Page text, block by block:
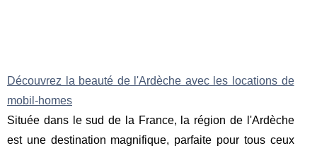
Découvrez la beauté de l'Ardèche avec les locations de
mobil-homes
Située dans le sud de la France, la région de l'Ardèche
est une destination magnifique, parfaite pour tous ceux